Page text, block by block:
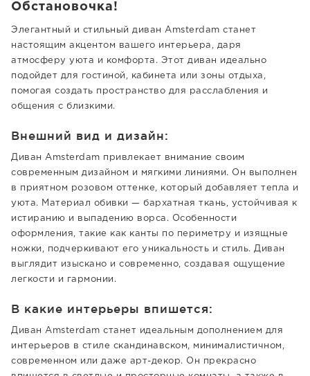
Обстановочка!
Элегантный и стильный диван Amsterdam станет
настоящим акцентом вашего интерьера, даря
атмосферу уюта и комфорта. Этот диван идеально
подойдет для гостиной, кабинета или зоны отдыха,
помогая создать пространство для расслабления и
общения с близкими.
Внешний вид и дизайн:
Диван Amsterdam привлекает внимание своим
современным дизайном и мягкими линиями. Он выполнен
в приятном розовом оттенке, который добавляет тепла и
уюта. Материал обивки — бархатная ткань, устойчивая к
истиранию и выпадению ворса. Особенности
оформления, такие как канты по периметру и изящные
ножки, подчеркивают его уникальность и стиль. Диван
выглядит изыскано и современно, создавая ощущение
легкости и гармонии.
В какие интерьеры впишется:
Диван Amsterdam станет идеальным дополнением для
интерьеров в стиле скандинавском, минималистичном,
современном или даже арт-декор. Он прекрасно